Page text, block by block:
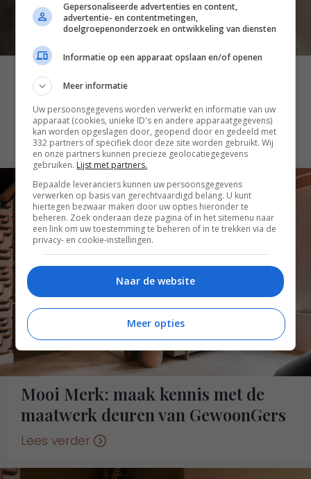
Mooi Merk: maak kennis met de
veelzijdige collectie zonwering en
raamdecoratie van Verano®
Lees verder
Mooi Merk: maak kennis met de
maatwerk deuren van GewoonGers
Lees verder
Gepersonaliseerde advertenties en content,
advertentie- en contentmetingen,
doelgroepenonderzoek en ontwikkeling van diensten
Informatie op een apparaat opslaan en/of openen
Meer informatie
Uw persoonsgegevens worden verwerkt en informatie van uw
apparaat (cookies, unieke ID's en andere apparaatgegevens)
kan worden opgeslagen door, geopend door en gedeeld met
332 partners of specifiek door deze site worden gebruikt. Wij
en onze partners kunnen precieze geolocatiegegevens
gebruiken. Lijst met partners.
Bepaalde leveranciers kunnen uw persoonsgegevens
verwerken op basis van gerechtvaardigd belang. U kunt
hiertegen bezwaar maken door uw opties hieronder te
beheren. Zoek onderaan deze pagina of in het sitemenu naar
een link om uw toestemming te beheren of in te trekken via de
privacy- en cookie-instellingen.
Naar de website
Meer opties